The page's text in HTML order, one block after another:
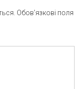
Обов’язкові поля